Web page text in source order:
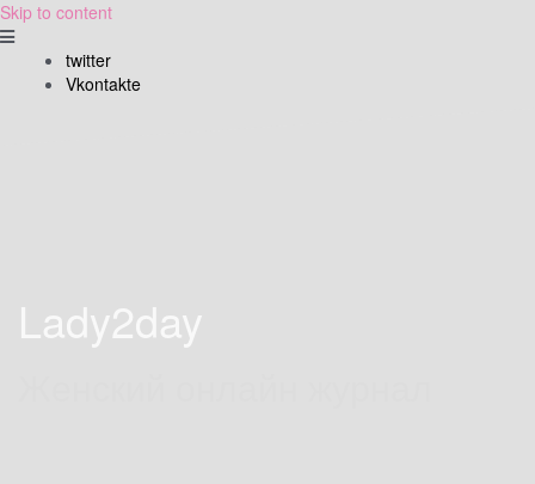
Skip to content
twitter
Vkontakte
Lady2day